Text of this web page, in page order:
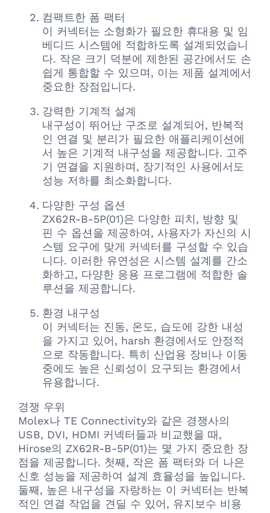
컴팩트한 폼 팩터
이 커넥터는 소형화가 필요한 휴대용 및 임
베디드 시스템에 적합하도록 설계되었습니
다. 작은 크기 덕분에 제한된 공간에서도 손
쉽게 통합할 수 있으며, 이는 제품 설계에서
중요한 장점입니다.
강력한 기계적 설계
내구성이 뛰어난 구조로 설계되어, 반복적
인 연결 및 분리가 필요한 애플리케이션에
서 높은 기계적 내구성을 제공합니다. 고주
기 연결을 지원하며, 장기적인 사용에서도
성능 저하를 최소화합니다.
다양한 구성 옵션
ZX62R-B-5P(01)은 다양한 피치, 방향 및
핀 수 옵션을 제공하여, 사용자가 자신의 시
스템 요구에 맞게 커넥터를 구성할 수 있습
니다. 이러한 유연성은 시스템 설계를 간소
화하고, 다양한 응용 프로그램에 적합한 솔
루션을 제공합니다.
환경 내구성
이 커넥터는 진동, 온도, 습도에 강한 내성
을 가지고 있어, harsh 환경에서도 안정적
으로 작동합니다. 특히 산업용 장비나 이동
중에도 높은 신뢰성이 요구되는 환경에서
유용합니다.
경쟁 우위
Molex나 TE Connectivity와 같은 경쟁사의
USB, DVI, HDMI 커넥터들과 비교했을 때,
Hirose의 ZX62R-B-5P(01)는 몇 가지 중요한 장
점을 제공합니다. 첫째, 작은 폼 팩터와 더 나은
신호 성능을 제공하여 설계 효율성을 높입니다.
둘째, 높은 내구성을 자랑하는 이 커넥터는 반복
적인 연결 작업을 견딜 수 있어, 유지보수 비용